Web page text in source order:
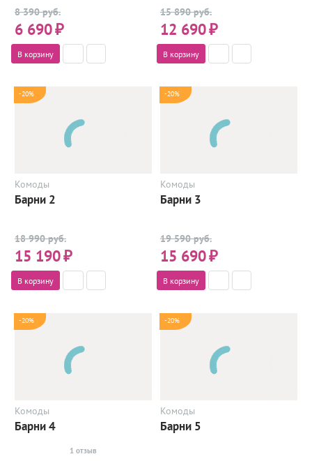
8 390 руб.
6 690₽
В корзину
15 890 руб.
12 690₽
В корзину
-20%
Комоды
Барни 2
18 990 руб.
15 190₽
В корзину
-20%
Комоды
Барни 3
19 590 руб.
15 690₽
В корзину
-20%
Комоды
Барни 4
1 отзыв
-20%
Комоды
Барни 5